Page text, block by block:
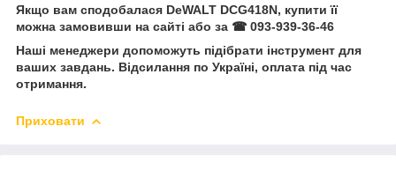
Якщо вам сподобалася DeWALT DCG418N, купити її
можна замовивши на сайті або за ☎ 093-939-36-46
Наші менеджери допоможуть підібрати інструмент для
ваших завдань. Відсилання по Україні, оплата під час
отримання.
Приховати